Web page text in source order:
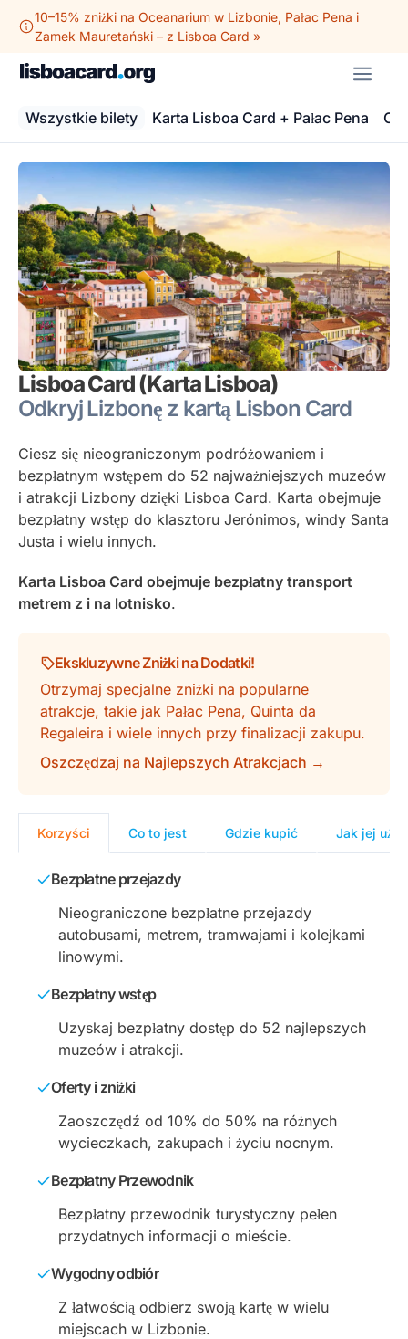
Przejdź10–15% zniżki na Oceanarium w Lizbonie, Pałac Pena i
Zamek Mauretański – z Lisboa Card »
Wszystkie bilety Karta Lisboa Card + Pałac Pena
Lisboa Card (Karta Lisboa)
Odkryj Lizbonę z kartą Lisbon Card
Ciesz się nieograniczonym podróżowaniem i
bezpłatnym wstępem do 52 najważniejszych muzeów
i atrakcji Lizbony dzięki Lisboa Card. Karta obejmuje
bezpłatny wstęp do klasztoru Jerónimos, windy Santa
Justa i wielu innych.
Karta Lisboa Card obejmuje bezpłatny transport
metrem z i na lotnisko.
Ekskluzywne Zniżki na Dodatki!
Otrzymaj specjalne zniżki na popularne
atrakcje, takie jak Pałac Pena, Quinta da
Regaleira i wiele innych przy finalizacji zakupu.
Oszczędzaj na Najlepszych Atrakcjach →
Korzyści Co to jest Gdzie kupić Jak jej
Bezpłatne przejazdy
Nieograniczone bezpłatne przejazdy
autobusami, metrem, tramwajami i kolejkami
linowymi.
Bezpłatny wstęp
Uzyskaj bezpłatny dostęp do 52 najlepszych
muzeów i atrakcji.
Oferty i zniżki
Zaoszczędź od 10% do 50% na różnych
wycieczkach, zakupach i życiu nocnym.
Bezpłatny Przewodnik
Bezpłatny przewodnik turystyczny pełen
przydatnych informacji o mieście.
Wygodny odbiór
Z łatwością odbierz swoją kartę w wielu
miejscach w Lizbonie.